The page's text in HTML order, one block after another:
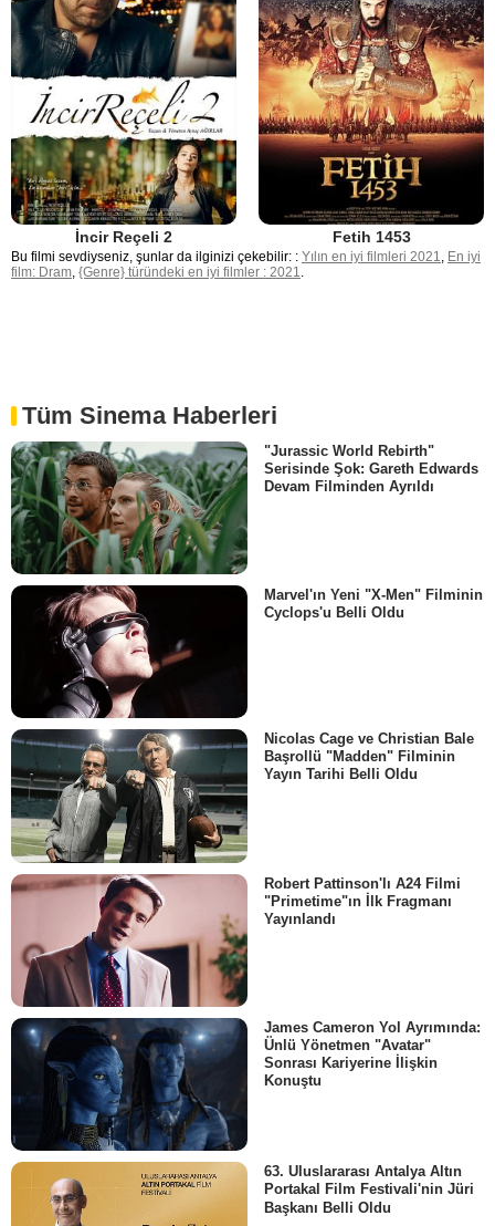
İncir Reçeli 2 Fetih 1453
Bu filmi sevdiyseniz, şunlar da ilginizi çekebilir: : Yılın en iyi filmleri 2021
En iyi
film: Dram {Genre} türündeki en iyi filmler : 2021
Tüm Sinema Haberleri
"Jurassic World Rebirth"
Serisinde Şok: Gareth Edwards
Devam Filminden Ayrıldı
Marvel'ın Yeni "X-Men" Filminin
Cyclops'u Belli Oldu
Nicolas Cage ve Christian Bale
Başrollü "Madden" Filminin
Yayın Tarihi Belli Oldu
Robert Pattinson'lı A24 Filmi
"Primetime"ın İlk Fragmanı
Yayınlandı
James Cameron Yol Ayrımında:
Ünlü Yönetmen "Avatar"
Sonrası Kariyerine İlişkin
Konuştu
63. Uluslararası Antalya Altın
Portakal Film Festivali'nin Jüri
Başkanı Belli Oldu